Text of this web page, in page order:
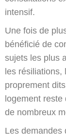
intensif.
Une fois de
bénéficié de
sujets les plus
les
proprement
logement
de nombreux
Les demandes